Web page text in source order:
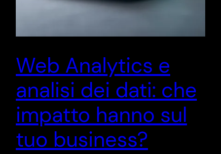
Web Analytics e
analisi dei dati: che
impatto hanno sul
tuo business?